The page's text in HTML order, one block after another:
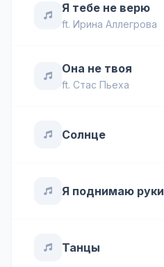
Я тебе не верю
ft. Ирина Аллегрова
Она не твоя
ft. Стас Пьеха
Солнце
Я поднимаю руки
Танцы